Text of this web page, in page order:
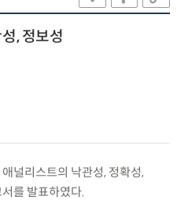
, 정보성
널리스트의 낙관성, 정확성,
를 발표하였다.